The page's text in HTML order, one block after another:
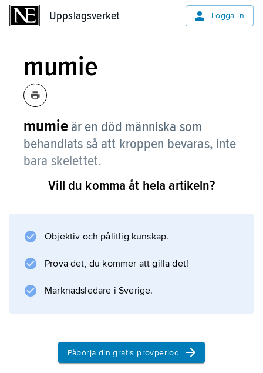
Uppslagsverket Logga in
mumie
mumie är en död människa som
behandlats så att kroppen bevaras, inte
bara skelettet.
Det finns även mumier av djur. De mest
mumier) har varit känd och utövad av många
mumien är cirka 5 600 år gammal.
Vill du komma åt hela artikeln?
Objektiv och pålitlig kunskap.
Prova det, du kommer att gilla det!
Marknadsledare i Sverige.
Påbörja din gratis provperiod